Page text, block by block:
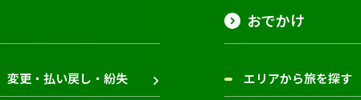
変更・払い戻し・紛失
おでかけ
エリアから旅を探す